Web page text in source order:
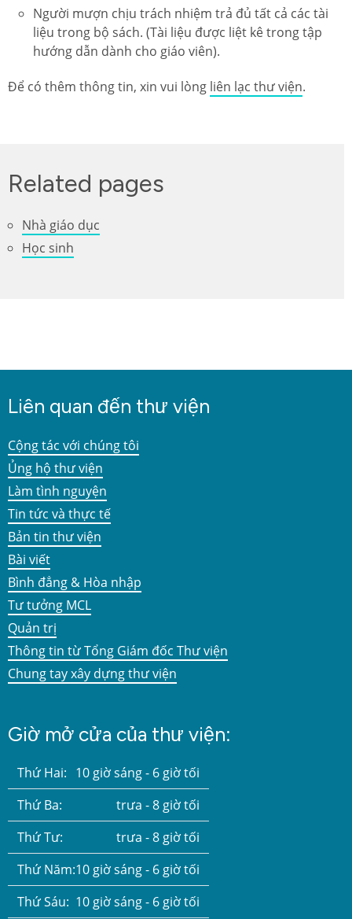
Người mượn chịu trách nhiệm trả đủ tất cả các tài
liệu trong bộ sách. (Tài liệu được liệt kê trong tập
hướng dẫn dành cho giáo viên).
Để có thêm thông tin, xin vui lòng liên lạc thư viện.
Related pages
Nhà giáo dục
Học sinh
Liên quan đến thư viện
Cộng tác với chúng tôi
Ủng hộ thư viện
Làm tình nguyện
Tin tức và thực tế
Bản tin thư viện
Bài viết
Bình đẳng & Hòa nhập
Tư tưởng MCL
Quản trị
Thông tin từ Tổng Giám đốc Thư viện
Chung tay xây dựng thư viện
Giờ mở cửa của thư viện:
Thứ Hai: 10 giờ sáng - 6 giờ tối
Thứ Ba:
trưa - 8 giờ tối
Thứ Tư:
trưa - 8 giờ tối
Thứ Năm:10 giờ sáng - 6 giờ tối
Thứ Sáu: 10 giờ sáng - 6 giờ tối